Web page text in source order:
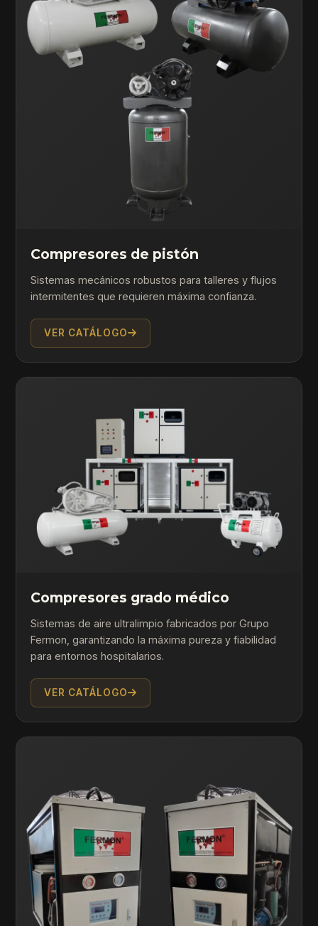
Compresores de pistón
Sistemas mecánicos robustos para talleres y flujos
intermitentes que requieren máxima confianza.
VER CATÁLOGO
Compresores grado médico
Sistemas de aire ultralimpio fabricados por Grupo
Fermon, garantizando la máxima pureza y fiabilidad
para entornos hospitalarios.
VER CATÁLOGO